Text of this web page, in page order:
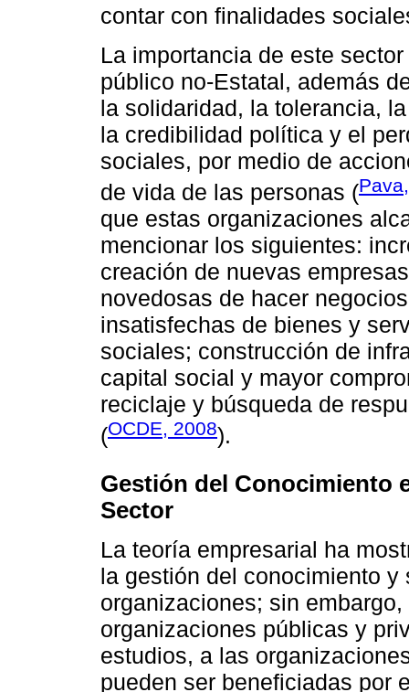
contar con finalidades
La importancia de este
público no-Estatal, además
la solidaridad, la tolerancia,
la credibilidad política y el
sociales, por medio de
de vida de las personas (
que estas organizaciones
mencionar los siguientes:
creación de nuevas
novedosas de hacer
insatisfechas de bienes y
sociales; construcción de
capital social y mayor
reciclaje y búsqueda de
(OCDE, 2008).
Gestión del Conocimiento
Sector
La teoría empresarial ha
la gestión del conocimiento
organizaciones; sin
organizaciones públicas y
estudios, a las
pueden ser beneficiadas por